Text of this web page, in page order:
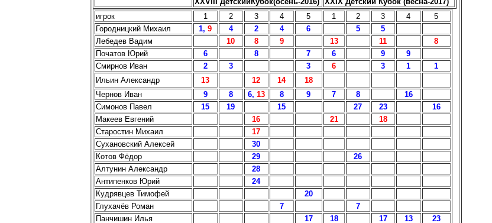
игрок
1 2 3 4 5 1 2 3 4
5
Городницкий Михаил
1, 9 4 2 4 6 5
5
Лебедев Вадим
10 8 9 13 11
8
Початов Юрий
6 8 7 6 9
9
Смирнов Иван
2 3 3 6 3 1
1
Ильин Александр
13 12 14
18
Чернов Иван
9 8 6, 13 8 9 7 8
16
Симонов Павел
15 19 15 27 23
16
Макеев Евгений
16 21
18
Старостин Михаил
17
Сухановский Алексей
30
Котов Фёдор
29
26
Алтунин Александр
28
Антипенков Юрий
24
Кудрявцев Тимофей
20
Глухачёв Роман
7
7
Панчишин Илья
17 18 17 13 23